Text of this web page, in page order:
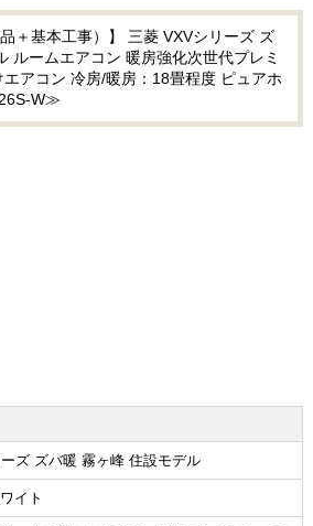
＋基本工事）】 三菱 VXVシリーズ ズ
ルームエアコン 暖房強化次世代プレミ
アコン 冷房/暖房：18畳程度 ピュアホ
W≫
ズ ズバ暖 霧ヶ峰 住設モデル
イト